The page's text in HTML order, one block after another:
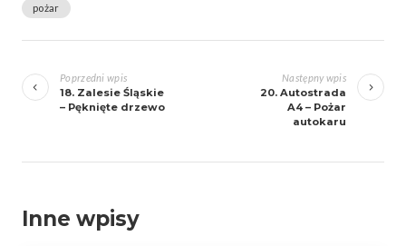
pożar
wpisyPoprzedni wpis
18. Zalesie Śląskie
– Pęknięte drzewo
Następny wpis
20. Autostrada
A4 – Pożar
autokaru
Inne wpisy